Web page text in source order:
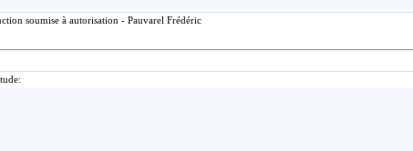
soumise à autorisation - Pauvarel Frédéric